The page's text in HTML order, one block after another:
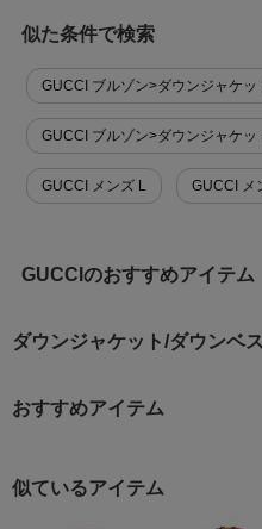
似た条件で検索
GUCCI ブルゾン>ダウンジャケッ
GUCCI ブルゾン>ダウンジャケ
GUCCI メンズ L GUCCI メ
GUCCIのおすすめアイテム
ダウンジャケット/ダウンベ
おすすめアイテム